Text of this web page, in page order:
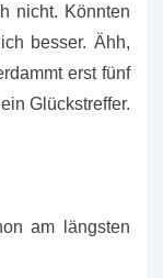
nicht. Könnten
besser. Ähh,
erst fünf
Glückstreffer.
am längsten